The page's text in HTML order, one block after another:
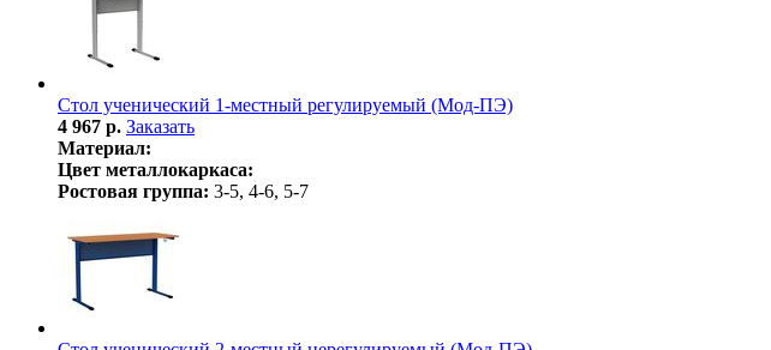
Стол ученический 1-местный регулируемый (Мод-ПЭ)
4 967 р. Заказать
Материал:
Цвет металлокаркаса:
Ростовая группа: 3-5, 4-6, 5-7